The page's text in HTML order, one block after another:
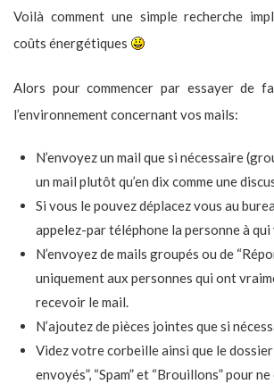
Voilà comment une simple recherche
coûts énergétiques
Alors pour commencer par essayer de
l’environnement concernant vos mails:
N’envoyez un mail que si nécessaire
un mail plutôt qu’en dix comme une
Si vous le pouvez déplacez vous au
appelez-par téléphone la personne à
N’envoyez de mails groupés ou de
uniquement aux personnes qui ont
recevoir le mail.
N’ajoutez de pièces jointes que si
Videz votre corbeille ainsi que le
envoyés”, “Spam” et “Brouillons” pour